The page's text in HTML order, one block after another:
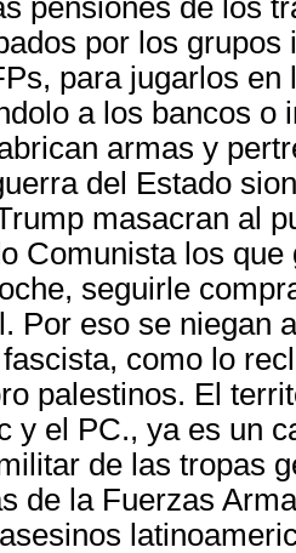
pensiones de los
por los grupos
para jugarlos en
a los bancos o
armas y
del Estado
masacran al
Comunista los
seguirle
Por eso se niegan
como lo
palestinos. El
y el PC., ya es un
de las tropas
de la Fuerzas